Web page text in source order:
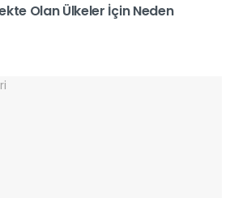
Olan Ülkeler İçin Neden